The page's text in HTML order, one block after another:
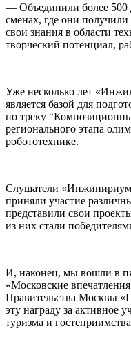
— Объединили более 500
сменах, где они
свои знания в области
творческий потенциал,
Уже несколько лет
является базой для
по треку
регионального этапа
робототехнике.
Слушатели
приняли участие
представили свои
из них стали
И, наконец, мы вошли в
«Московские
Правительства Москвы
эту награду за активное
туризма и